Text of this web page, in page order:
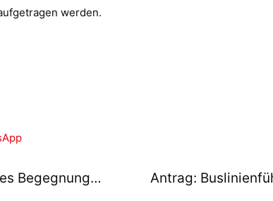
werden.
Antrag: Benjamin Franklin, Internationales Begegnungszentrum